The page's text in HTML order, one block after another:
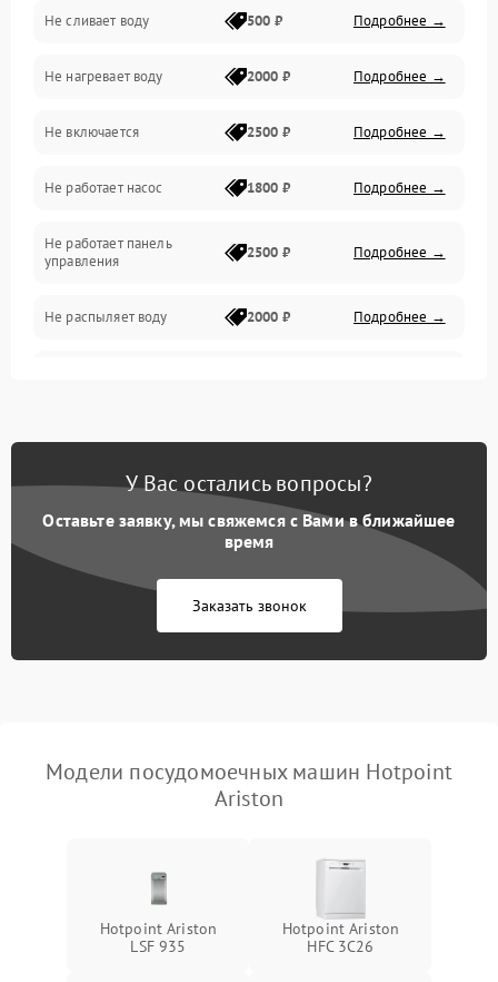
Электропитание
Датчики
Нагрев
Вода
Гигиена
Программное обеспечение
Не сливает воду 500 ₽ Подробнее →
Не нагревает воду 2000 ₽ Подробнее →
Не включается 2500 ₽ Подробнее →
Не работает насос 1800 ₽ Подробнее →
Не работает панель
управления
2500 ₽ Подробнее →
Не распыляет воду 2000 ₽ Подробнее →
Проблемы с набором
Не работает сушилка 2100 ₽ Подробнее →
Сбои в работе таймера 1700 ₽
У Вас остались вопросы?
Оставьте заявку, мы свяжемся с Вами в ближайшее
время
Заказать звонок
Модели посудомоечных машин Hotpoint
Ariston
Hotpoint Ariston
LSF 935
Hotpoint Ariston
HFC 3C26